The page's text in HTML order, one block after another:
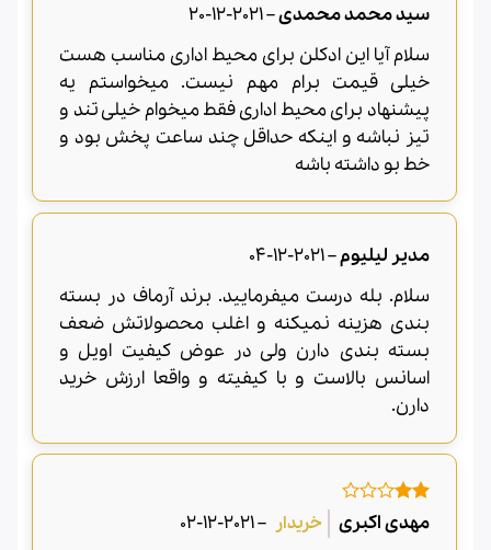
سید محمد محمدی–
2021-12-20
سلام آیا این ادکلن برای محیط اداری مناسب هست
خیلی قیمت برام مهم نیست. میخواستم یه
پیشنهاد برای محیط اداری فقط میخوام خیلی تند و
تیز نباشه و اینکه حداقل چند ساعت پخش بود و
خط بو داشته باشه
مدیر لیلیوم–
2021-12-04
سلام. بله درست میفرمایید. برند آرماف در بسته
بندی هزینه نمیکنه و اغلب محصولاتش ضعف
بسته بندی دارن ولی در عوض کیفیت اویل و
اسانس بالاست و با کیفیته و واقعا ارزش خرید
دارن.
امتیاز
2از
مهدی اکبری –
2021-12-02